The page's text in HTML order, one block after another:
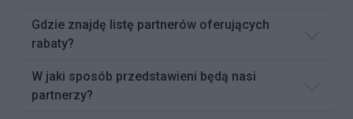
Gdzie znajdę listę partnerów oferujących
rabaty?
W jaki sposób przedstawieni będą nasi
partnerzy?